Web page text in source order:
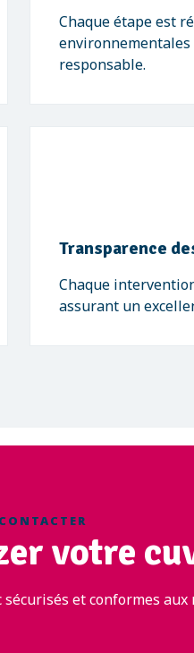
Chaque étape est
environnementales
responsable.
Transparence
Chaque
assurant un
votre
et conformes